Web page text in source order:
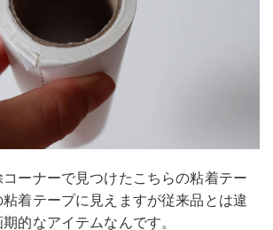
ーナーで見つけたこちらの粘着テー
着テープに見えますが従来品とは違
的なアイテムなんです。